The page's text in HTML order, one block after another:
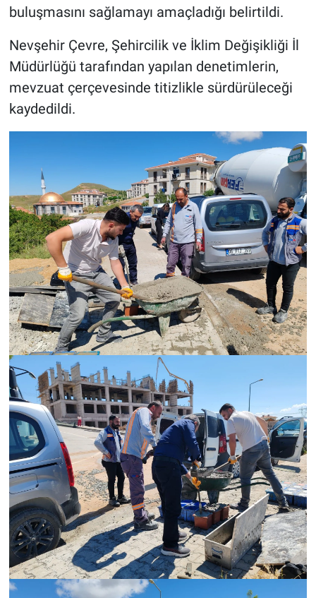
buluşmasını sağlamayı amaçladığı belirtildi.
Nevşehir Çevre, Şehircilik ve İklim Değişikliği İl
Müdürlüğü tarafından yapılan denetimlerin,
mevzuat çerçevesinde titizlikle sürdürüleceği
kaydedildi.